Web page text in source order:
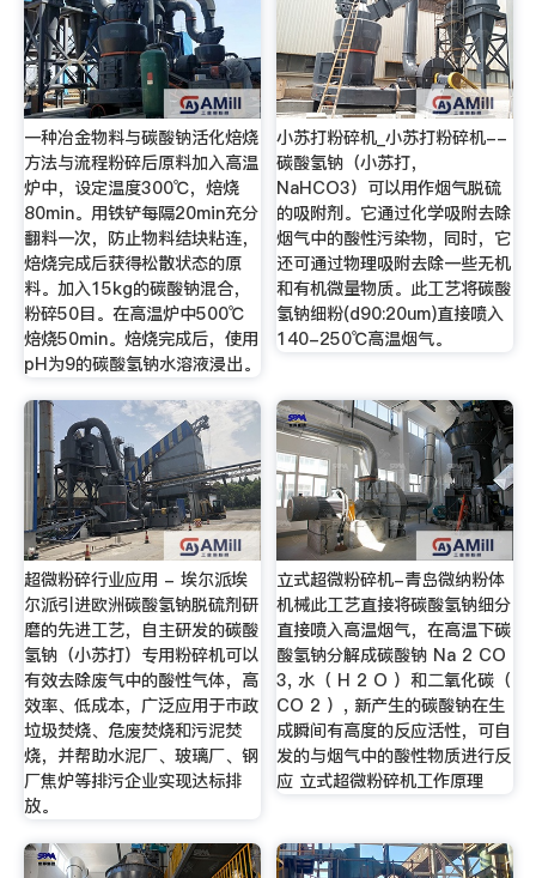
一种冶金物料与碳酸钠活化焙烧
方法与流程粉碎后原料加入高温
炉中，设定温度300℃，焙烧
80min。用铁铲每隔20min充分
翻料一次，防止物料结块粘连，
焙烧完成后获得松散状态的原
料。加入15kg的碳酸钠混合，
粉碎50目。在高温炉中500℃
焙烧50min。焙烧完成后，使用
pH为9的碳酸氢钠水溶液浸出。
小苏打粉碎机_小苏打粉碎机--
碳酸氢钠（小苏打，
NaHCO3）可以用作烟气脱硫
的吸附剂。它通过化学吸附去除
烟气中的酸性污染物，同时，它
还可通过物理吸附去除一些无机
和有机微量物质。此工艺将碳酸
氢钠细粉(d90:20um)直接喷入
140-250℃高温烟气。
超微粉碎行业应用 - 埃尔派埃
尔派引进欧洲碳酸氢钠脱硫剂研
磨的先进工艺，自主研发的碳酸
氢钠（小苏打）专用粉碎机可以
有效去除废气中的酸性气体，高
效率、低成本，广泛应用于市政
垃圾焚烧、危废焚烧和污泥焚
烧，并帮助水泥厂、玻璃厂、钢
厂焦炉等排污企业实现达标排
放。
立式超微粉碎机-青岛微纳粉体
机械此工艺直接将碳酸氢钠细分
直接喷入高温烟气，在高温下碳
酸氢钠分解成碳酸钠 Na 2 CO
3, 水（ H 2 O ）和二氧化碳（
CO 2 ）, 新产生的碳酸钠在生
成瞬间有高度的反应活性，可自
发的与烟气中的酸性物质进行反
应 立式超微粉碎机工作原理